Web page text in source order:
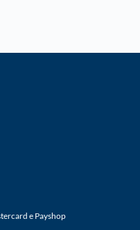
e Payshop